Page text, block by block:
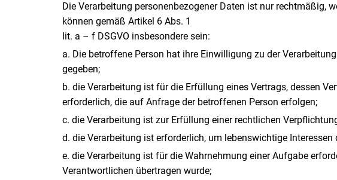
Die Verarbeitung personenbezogener Daten ist nur rechtmäßig,
können gemäß Artikel 6 Abs. 1
lit. a – f DSGVO insbesondere sein:
a. Die betroffene Person hat ihre Einwilligung zu der
gegeben;
b. die Verarbeitung ist für die Erfüllung eines Vertrags, dessen
erforderlich, die auf Anfrage der betroffenen Person erfolgen;
c. die Verarbeitung ist zur Erfüllung einer rechtlichen
d. die Verarbeitung ist erforderlich, um lebenswichtige
e. die Verarbeitung ist für die Wahrnehmung einer Aufgabe
Verantwortlichen übertragen wurde;